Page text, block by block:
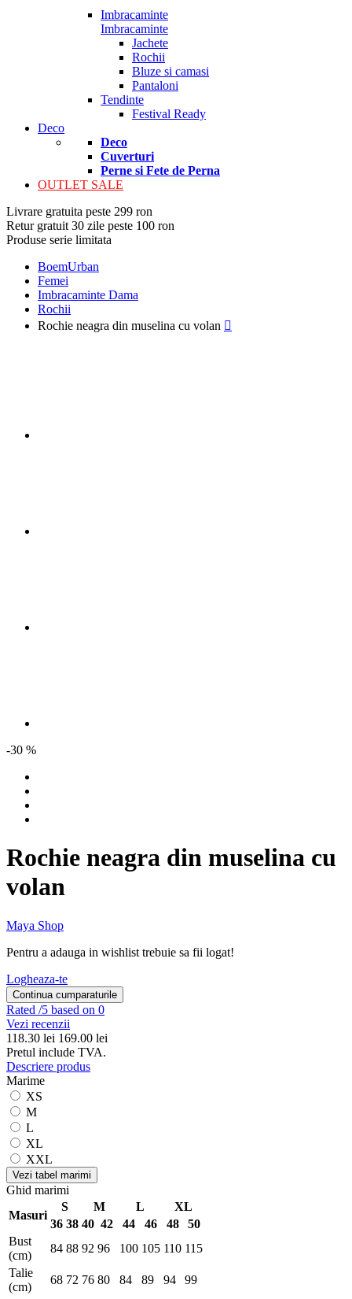
Imbracaminte
Imbracaminte
Jachete
Rochii
Bluze si camasi
Pantaloni
Tendinte
Festival Ready
Deco
Deco
Cuverturi
Perne si Fete de Perna
OUTLET SALE
Livrare gratuita peste 299 ron
Retur gratuit 30 zile peste 100 ron
Produse serie limitata
BoemUrban
Femei
Imbracaminte Dama
Rochii
Rochie neagra din muselina cu volan 
-30 %
Rochie neagra din muselina cu
volan
Maya Shop
Pentru a adauga in wishlist trebuie sa fii logat!
Logheaza-te
Continua cumparaturile
Rated /5 based on 0
Vezi recenzii
118.30 lei 169.00 lei
Pretul include TVA.
Descriere produs
Marime
XS
M
L
XL
XXL
Vezi tabel marimi
Ghid marimi
Masuri
S M L
XL
36 38 40 42 44 46 48
50
Bust
(cm)
84 88 92 96 100 105 110 115
Talie
(cm)
68 72 76 80 84 89 94
99